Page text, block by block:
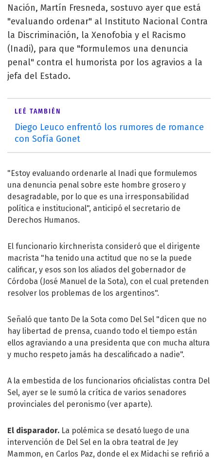
Nación, Martín Fresneda, sostuvo ayer que está
"evaluando ordenar" al Instituto Nacional Contra
la Discriminación, la Xenofobia y el Racismo
(Inadi), para que "formulemos una denuncia
penal" contra el humorista por los agravios a la
jefa del Estado.
LEÉ TAMBIÉN
Diego Leuco enfrentó los rumores de romance
con Sofía Gonet
"Estoy evaluando ordenarle al Inadi que formulemos
una denuncia penal sobre este hombre grosero y
desagradable, por lo que es una irresponsabilidad
política e institucional", anticipó el secretario de
Derechos Humanos.
El funcionario kirchnerista consideró que el dirigente
macrista "ha tenido una actitud que no se la puede
calificar, y esos son los aliados del gobernador de
Córdoba (José Manuel de la Sota), con el cual pretenden
resolver los problemas de los argentinos".
Señaló que tanto De la Sota como Del Sel "dicen que no
hay libertad de prensa, cuando todo el tiempo están
ellos agraviando a una presidenta que con mucha altura
y mucho respeto jamás ha descalificado a nadie".
A la embestida de los funcionarios oficialistas contra Del
Sel, ayer se le sumó la crítica de varios senadores
provinciales del peronismo (ver aparte).
El disparador. La polémica se desató luego de una
intervención de Del Sel en la obra teatral de Jey
Mammon, en Carlos Paz, donde el ex Midachi se refirió a